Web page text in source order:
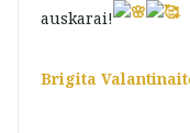
auskarai!
Brigita